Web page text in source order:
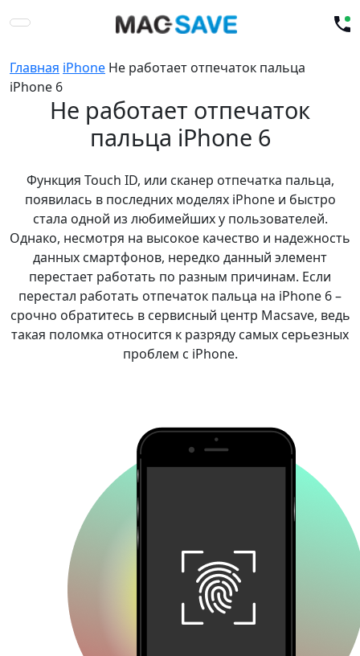
Главная iPhone Не работает отпечаток пальца
iPhone 6
Не работает отпечаток
пальца iPhone 6
Функция Touch ID, или сканер отпечатка пальца,
появилась в последних моделях iPhone и быстро
стала одной из любимейших у пользователей.
Однако, несмотря на высокое качество и надежность
данных смартфонов, нередко данный элемент
перестает работать по разным причинам. Если
перестал работать отпечаток пальца на iPhone 6 –
срочно обратитесь в сервисный центр Macsave, ведь
такая поломка относится к разряду самых серьезных
проблем с iPhone.